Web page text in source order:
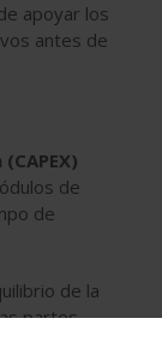
apoyar los
antes de
de
de
de la
partes